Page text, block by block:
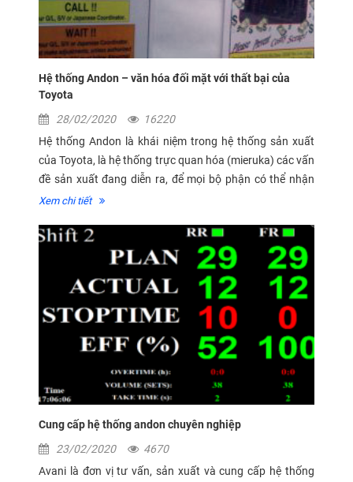
Hệ thống Andon – văn hóa đối mặt với thất bại của
Toyota
28/02/2020
16220
Hệ thống Andon là khái niệm trong hệ thống sản xuất
của Toyota, là hệ thống trực quan hóa (mieruka) các vấn
đề sản xuất đang diễn ra, để mọi bộ phận có thể nhận
biết lập tức các vấn đề, các sự cố bất thường hoặc hiệu
Xem chi tiết
Cung cấp hệ thống andon chuyên nghiệp
23/02/2020
4670
Avani là đơn vị tư vấn, sản xuất và cung cấp hệ thống